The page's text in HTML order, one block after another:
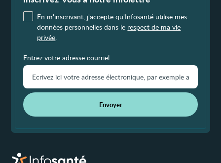
En m'inscrivant, j'accepte qu'Infosanté utilise mes
données personnelles dans le respect de ma vie
privée.
Entrez votre adresse courriel
Envoyer